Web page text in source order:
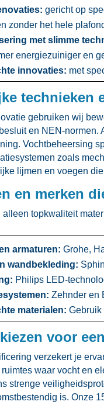
gericht op
zonder het hele
met slimme
energiezuiniger en
innovaties: met
technieken
gebruiken wij
en NEN-
Vochtbeheersing
zoals
lijmen en voegen
en merken
alleen topkwaliteit
armaturen: Grohe,
wandbekleding:
Philips LED-
Zehnder en
materialen: Gebruik
voor
verzekert je
waar vocht en
strenge
is.​ Onze